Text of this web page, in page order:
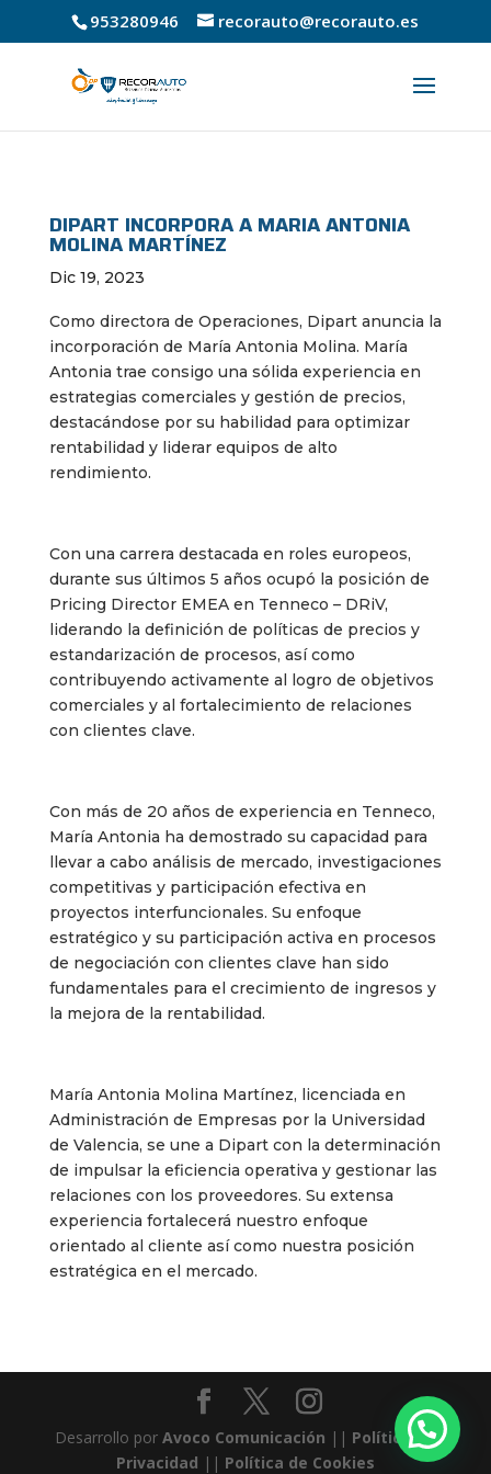
953280946 recorauto@recorauto.es
DIPART INCORPORA A MARIA ANTONIA
MOLINA MARTÍNEZ
Dic 19, 2023
Como directora de Operaciones, Dipart anuncia la
incorporación de María Antonia Molina. María
Antonia trae consigo una sólida experiencia en
estrategias comerciales y gestión de precios,
destacándose por su habilidad para optimizar
rentabilidad y liderar equipos de alto
rendimiento.
Con una carrera destacada en roles europeos,
durante sus últimos 5 años ocupó la posición de
Pricing Director EMEA en Tenneco – DRiV,
liderando la definición de políticas de precios y
estandarización de procesos, así como
contribuyendo activamente al logro de objetivos
comerciales y al fortalecimiento de relaciones
con clientes clave.
Con más de 20 años de experiencia en Tenneco,
María Antonia ha demostrado su capacidad para
llevar a cabo análisis de mercado, investigaciones
competitivas y participación efectiva en
proyectos interfuncionales. Su enfoque
estratégico y su participación activa en procesos
de negociación con clientes clave han sido
fundamentales para el crecimiento de ingresos y
la mejora de la rentabilidad.
María Antonia Molina Martínez, licenciada en
Administración de Empresas por la Universidad
de Valencia, se une a Dipart con la determinación
de impulsar la eficiencia operativa y gestionar las
relaciones con los proveedores. Su extensa
experiencia fortalecerá nuestro enfoque
orientado al cliente así como nuestra posición
estratégica en el mercado.
Desarrollo por Avoco Comunicación || Política de
Privacidad || Política de Cookies